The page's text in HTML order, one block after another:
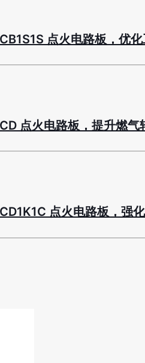
点火电路板，优化
点火电路板，提升燃气
点火电路板，强